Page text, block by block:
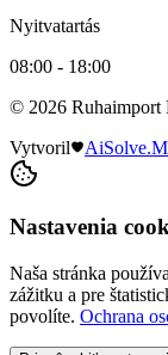
Nyitvatartás
08:00 - 18:00
© 2026 Ruhaimport
Vytvoril
Nastavenia
Naša stránka
zážitku a pre
povolíte. Ochrana